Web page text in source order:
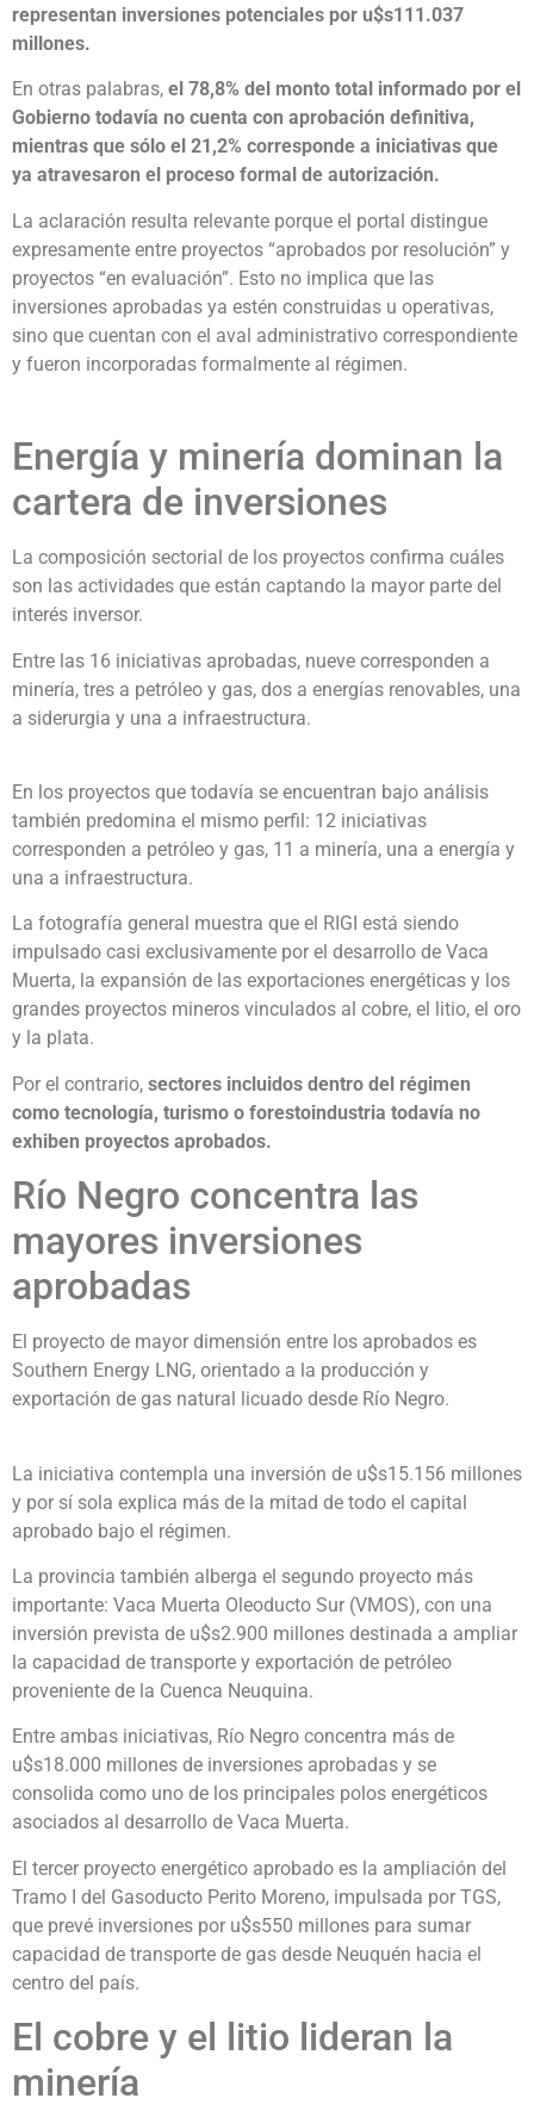
representan inversiones potenciales por u$s111.037
millones.
En otras palabras, el 78,8% del monto total informado por el
Gobierno todavía no cuenta con aprobación definitiva,
mientras que sólo el 21,2% corresponde a iniciativas que
ya atravesaron el proceso formal de autorización.
La aclaración resulta relevante porque el portal distingue
expresamente entre proyectos “aprobados por resolución” y
proyectos “en evaluación”. Esto no implica que las
inversiones aprobadas ya estén construidas u operativas,
sino que cuentan con el aval administrativo correspondiente
y fueron incorporadas formalmente al régimen.
Energía y minería dominan la
cartera de inversiones
La composición sectorial de los proyectos confirma cuáles
son las actividades que están captando la mayor parte del
interés inversor.
Entre las 16 iniciativas aprobadas, nueve corresponden a
minería, tres a petróleo y gas, dos a energías renovables, una
a siderurgia y una a infraestructura.
En los proyectos que todavía se encuentran bajo análisis
también predomina el mismo perfil: 12 iniciativas
corresponden a petróleo y gas, 11 a minería, una a energía y
una a infraestructura.
La fotografía general muestra que el RIGI está siendo
impulsado casi exclusivamente por el desarrollo de Vaca
Muerta, la expansión de las exportaciones energéticas y los
grandes proyectos mineros vinculados al cobre, el litio, el oro
y la plata.
Por el contrario, sectores incluidos dentro del régimen
como tecnología, turismo o forestoindustria todavía no
exhiben proyectos aprobados.
Río Negro concentra las
mayores inversiones
aprobadas
El proyecto de mayor dimensión entre los aprobados es
Southern Energy LNG, orientado a la producción y
exportación de gas natural licuado desde Río Negro.
La iniciativa contempla una inversión de u$s15.156 millones
y por sí sola explica más de la mitad de todo el capital
aprobado bajo el régimen.
La provincia también alberga el segundo proyecto más
importante: Vaca Muerta Oleoducto Sur (VMOS), con una
inversión prevista de u$s2.900 millones destinada a ampliar
la capacidad de transporte y exportación de petróleo
proveniente de la Cuenca Neuquina.
Entre ambas iniciativas, Río Negro concentra más de
u$s18.000 millones de inversiones aprobadas y se
consolida como uno de los principales polos energéticos
asociados al desarrollo de Vaca Muerta.
El tercer proyecto energético aprobado es la ampliación del
Tramo I del Gasoducto Perito Moreno, impulsada por TGS,
que prevé inversiones por u$s550 millones para sumar
capacidad de transporte de gas desde Neuquén hacia el
centro del país.
El cobre y el litio lideran la
minería